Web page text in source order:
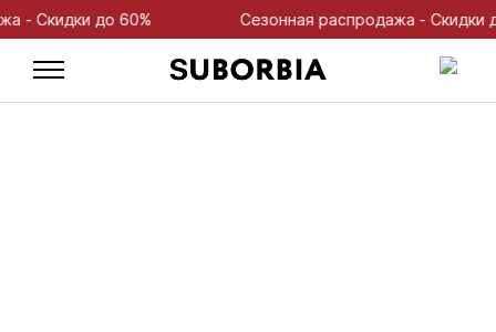
Скидки до 60% Сезонная распродажа - Скидки до